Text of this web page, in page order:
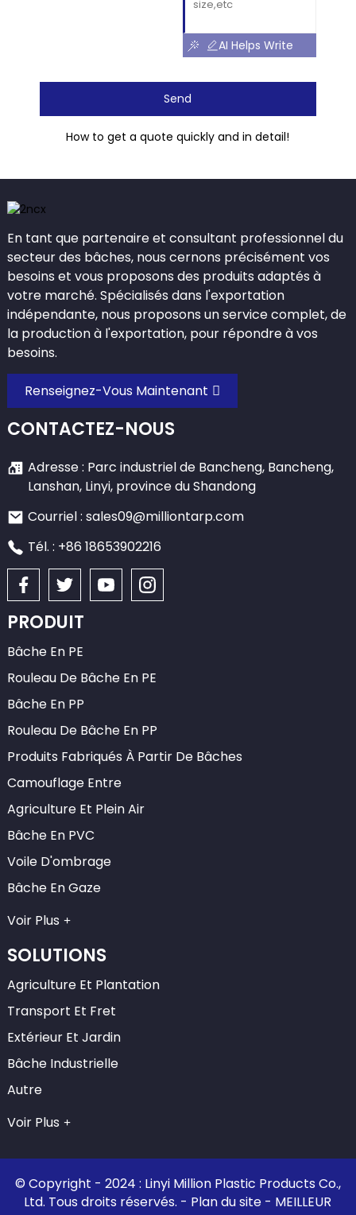
AI Helps Write
Send
How to get a quote quickly and in detail!
En tant que partenaire et consultant professionnel du
secteur des bâches, nous cernons précisément vos
besoins et vous proposons des produits adaptés à
votre marché. Spécialisés dans l'exportation
indépendante, nous proposons un service complet, de
la production à l'exportation, pour répondre à vos
besoins.
Renseignez-Vous Maintenant
CONTACTEZ-NOUS
Adresse : Parc industriel de Bancheng, Bancheng,
Lanshan, Linyi, province du Shandong
Courriel : sales09@milliontarp.com
Tél. : +86 18653902216
PRODUIT
Bâche En PE
Rouleau De Bâche En PE
Bâche En PP
Rouleau De Bâche En PP
Produits Fabriqués À Partir De Bâches
Camouflage Entre
Agriculture Et Plein Air
Bâche En PVC
Voile D'ombrage
Bâche En Gaze
Voir Plus
SOLUTIONS
Agriculture Et Plantation
Transport Et Fret
Extérieur Et Jardin
Bâche Industrielle
Autre
Voir Plus
© Copyright - 2024 : Linyi Million Plastic Products Co.,
Ltd. Tous droits réservés. - Plan du site - MEILLEUR